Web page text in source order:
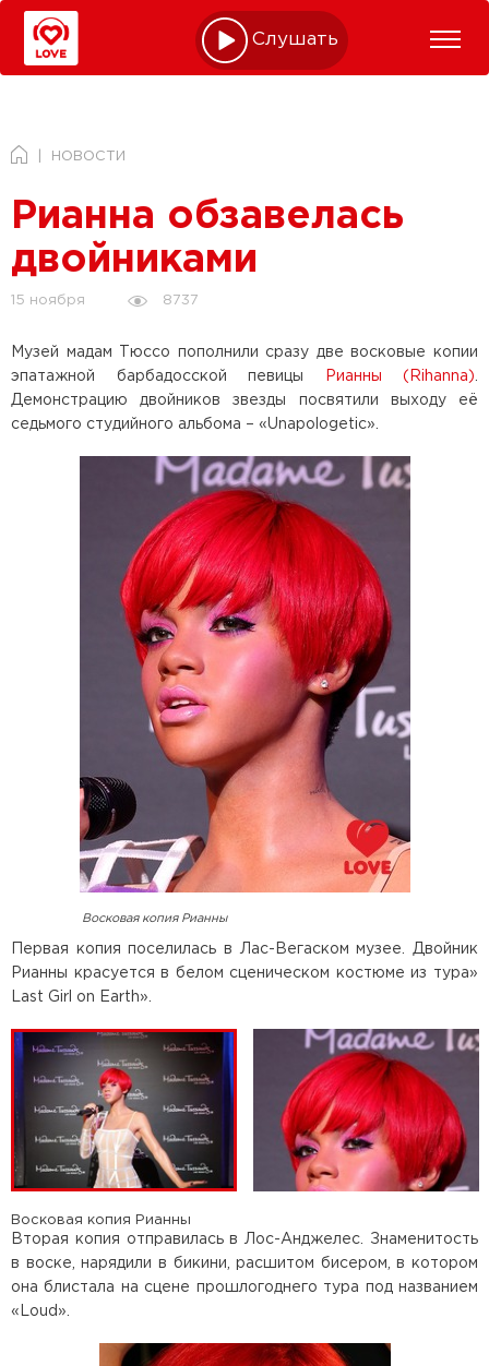
Слушать online
НОВОСТИ
Рианна обзавелась
двойниками
15 ноября 8737
Музей мадам Тюссо пополнили сразу две восковые копии
эпатажной барбадосской певицы
Рианны (Rihаnna)
Демонстрацию двойников звезды посвятили выходу её
седьмого студийного альбома – «Unapologetic».
Восковая копия Рианны
Первая копия поселилась в Лас-Вегаском музее. Двойник
Рианны красуется в белом сценическом костюме из тура»
Last Girl on Earth».
Восковая копия Рианны
Вторая копия отправилась в Лос-Анджелес. Знаменитость
в воске, нарядили в бикини, расшитом бисером, в котором
она блистала на сцене прошлогоднего тура под названием
«Loud».